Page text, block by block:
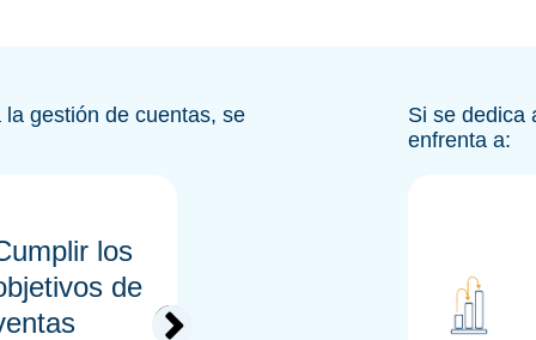
gestión de cuentas, se
los
de
Si se dedica
enfrenta a: